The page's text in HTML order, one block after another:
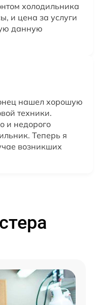
холодильника
и цена за услуги
данную
нашел хорошую
техники.
и недорого
Теперь я
возникших